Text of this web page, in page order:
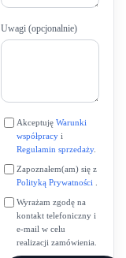
Uwagi (opcjonalnie)
AkceptujęWarunki
współpracy i
Regulamin sprzedaży.
Zapoznałem(am) się z
Polityką Prywatności
Wyrażam zgodę na
kontakt telefoniczny i
e-mail w celu
realizacji zamówienia.